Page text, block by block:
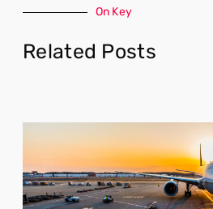
On Key
Related Posts